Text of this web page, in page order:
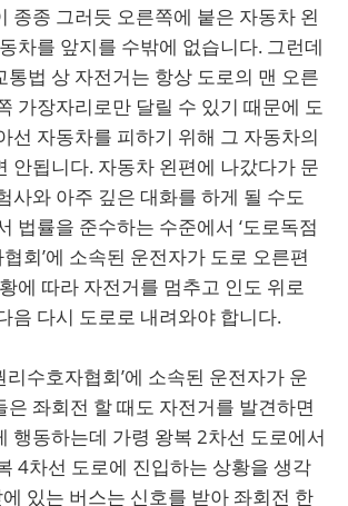
종종 그러듯 오른쪽에 붙은 자동차 왼
차를 앞지를 수밖에 없습니다. 그런데
통법 상 자전거는 항상 도로의 맨 오른
가장자리로만 달릴 수 있기 때문에 도
선 자동차를 피하기 위해 그 자동차의
안됩니다. 자동차 왼편에 나갔다가 문
사와 아주 깊은 대화를 하게 될 수도
법률을 준수하는 수준에서 ‘도로독점
회’에 소속된 운전자가 도로 오른편
에 따라 자전거를 멈추고 인도 위로
음 다시 도로로 내려와야 합니다.
리수호자협회’에 소속된 운전자가 운
은 좌회전 할 때도 자전거를 발견하면
행동하는데 가령 왕복 2차선 도로에서
4차선 도로에 진입하는 상황을 생각
있는 버스는 신호를 받아 좌회전 한